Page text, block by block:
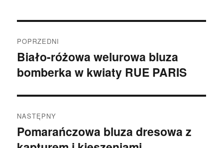
wpisu
POPRZEDNI
Poprzedni
wpis:
Biało-różowa welurowa bluza
bomberka w kwiaty RUE PARIS
NASTĘPNY
Następny
wpis:
Pomarańczowa bluza dresowa z